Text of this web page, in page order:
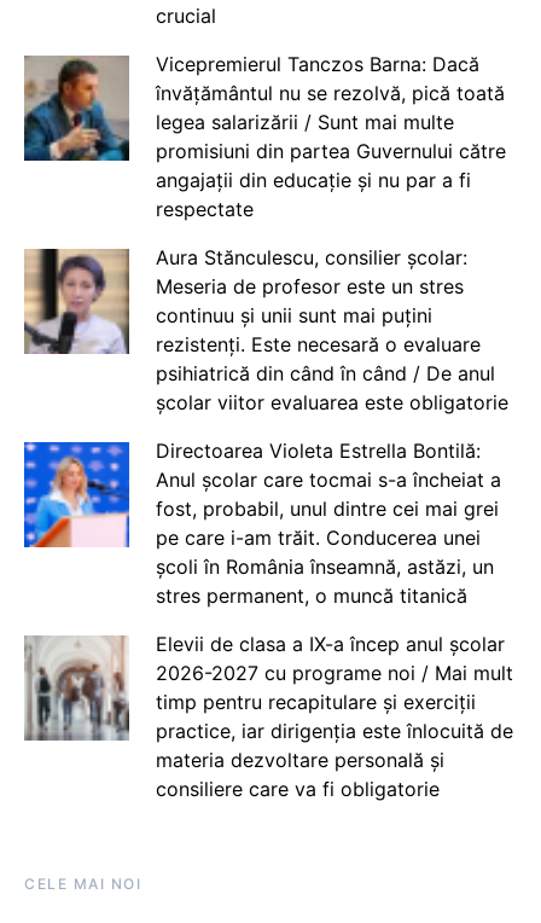
crucial
Vicepremierul Tanczos Barna: Dacă
învățământul nu se rezolvă, pică toată
legea salarizării / Sunt mai multe
promisiuni din partea Guvernului către
angajații din educație și nu par a fi
respectate
Aura Stănculescu, consilier școlar:
Meseria de profesor este un stres
continuu și unii sunt mai puțini
rezistenți. Este necesară o evaluare
psihiatrică din când în când / De anul
școlar viitor evaluarea este obligatorie
Directoarea Violeta Estrella Bontilă:
Anul școlar care tocmai s-a încheiat a
fost, probabil, unul dintre cei mai grei
pe care i-am trăit. Conducerea unei
școli în România înseamnă, astăzi, un
stres permanent, o muncă titanică
Elevii de clasa a IX-a încep anul școlar
2026-2027 cu programe noi / Mai mult
timp pentru recapitulare și exerciții
practice, iar dirigenția este înlocuită de
materia dezvoltare personală și
consiliere care va fi obligatorie
CELE MAI NOI